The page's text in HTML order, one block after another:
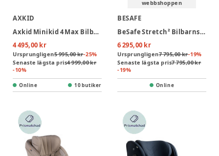
AXKID
Axkid Minikid 4 Max Bilbarnstol - Costal Storm Black
4 495,00 kr
Ursprungligen5 995,00 kr-25%
Senaste lägsta pris4 999,00 kr
-10%
Online 10 butiker
webbshoppen
BESAFE
BeSafe Stretch² Bilbarnstol - Dark Grey Mélange
6 295,00 kr
Ursprungligen7 795,00 kr-19%
Senaste lägsta pris7 795,00 kr
-19%
Online